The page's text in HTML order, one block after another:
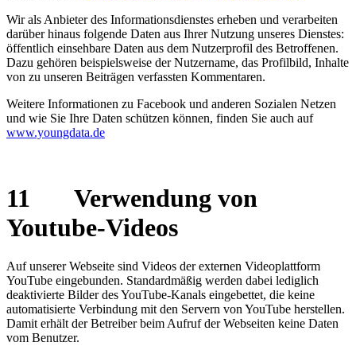
Wir als Anbieter des Informationsdienstes erheben und verarbeiten
darüber hinaus folgende Daten aus Ihrer Nutzung unseres Dienstes:
öffentlich einsehbare Daten aus dem Nutzerprofil des Betroffenen.
Dazu gehören beispielsweise der Nutzername, das Profilbild, Inhalte
von zu unseren Beiträgen verfassten Kommentaren.
Weitere Informationen zu Facebook und anderen Sozialen Netzen
und wie Sie Ihre Daten schützen können, finden Sie auch auf
www.youngdata.de
11 Verwendung von
Youtube-Videos
Auf unserer Webseite sind Videos der externen Videoplattform
YouTube eingebunden. Standardmäßig werden dabei lediglich
deaktivierte Bilder des YouTube-Kanals eingebettet, die keine
automatisierte Verbindung mit den Servern von YouTube herstellen.
Damit erhält der Betreiber beim Aufruf der Webseiten keine Daten
vom Benutzer.